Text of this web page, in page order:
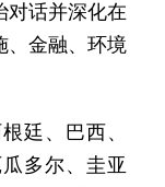
对话并深化在
、金融、环境
廷、巴西、
多尔、圭亚